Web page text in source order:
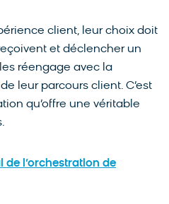
client, leur choix doit
et déclencher un
réengage avec la
leur parcours client. C’est
qu’offre une véritable
de l’orchestration de